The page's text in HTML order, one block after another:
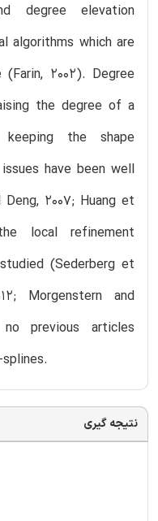
degree elevation
algorithms which are
2002). Degree
the degree of a
the shape
have been well
2007; Huang et
local refinement
(Sederberg et
Morgenstern and
no previous articles
نتیجه گیری